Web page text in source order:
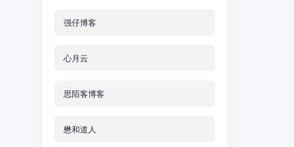
强仔博客
心月云
思陌客博客
懋和道人